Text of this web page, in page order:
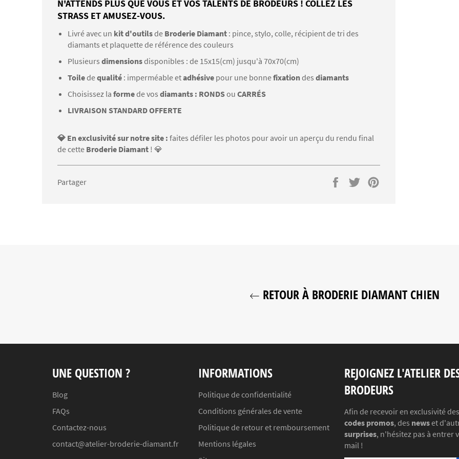
N'ATTENDS PLUS QUE VOUS ET VOS TALENTS DE BRODEURS ! COLLEZ LES
STRASS ET AMUSEZ-VOUS.
Livré avec un kit d'outilsde Broderie Diamant : pince, stylo, colle, récipient de tri des
diamants et plaquette de référence des couleurs
Plusieurs dimensionsdisponibles : de 15x15(cm) jusqu'à 70x70(cm)
Toiledequalité : imperméable etadhésive pour une bonnefixationdes diamants
Choisissez la formede vos diamants : RONDSou CARRÉS
LIVRAISON STANDARD OFFERTE
💎 En exclusivité sur notre site : faites défiler les photos pour avoir un aperçu du rendu final
de cette Broderie Diamant ! 💎
Partager
PartagerTweeter
RETOUR À BRODERIE DIAMANT CHIEN
UNE QUESTION ?
Blog
FAQs
Contactez-nous
contact@atelier-broderie-diamant.fr
INFORMATIONS
Politique de confidentialité
Conditions générales de vente
Politique de retour et remboursement
Mentions légales
REJOIGNEZ L'ATELIER
BRODEURS
Afin de recevoir en exclusivité des
codes promos, des newset
surprises, n'hésitez pas à entrer
mail !